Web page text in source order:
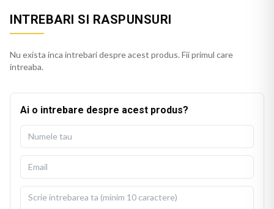
INTREBARI SI RASPUNSURI
Nu exista inca intrebari despre acest produs. Fii primul care
intreaba.
Ai o intrebare despre acest produs?